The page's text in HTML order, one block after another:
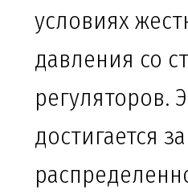
условиях
давления со
регуляторов.
достигается